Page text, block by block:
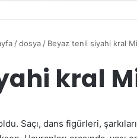
/ dosya / Beyaz tenli siyahi kral
kral
Saçı, dans figürleri,